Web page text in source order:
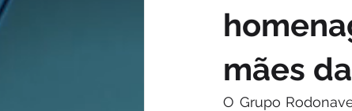
mães
O Grupo